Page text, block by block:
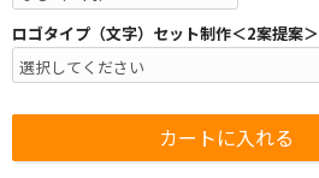
ロゴタイプ（文字）セット制作＜2案提案＞